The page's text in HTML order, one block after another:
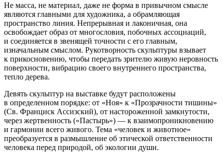
Не масса, не материал, даже не форма в привычном смысле
являются главными для художника, а обрамляющая
пространство линия. Непрерывная и лаконичная, она
освобождает образ от многословия, побочных ассоциаций,
и соединяется в звенящей точности с его главным,
изначальным смыслом. Рукотворность скульптуры взывает
к прикосновению, чтобы передать зрителю живую неровность
поверхности, вибрацию своего внутреннего пространства,
тепло дерева.
Девять скульптур на выставке будут расположены
в определенном порядке: от «Ноя» к «Прозрачности тишины»
(Св. Франциск Ассизский), от настороженной замкнутости,
через жертвенность («Пастырь») — к взаимопроникновению
и гармонии всего живого. Тема «человек и животное»
преобразуется в размышление об этической ответственности
человека перед природой, об экологии души.